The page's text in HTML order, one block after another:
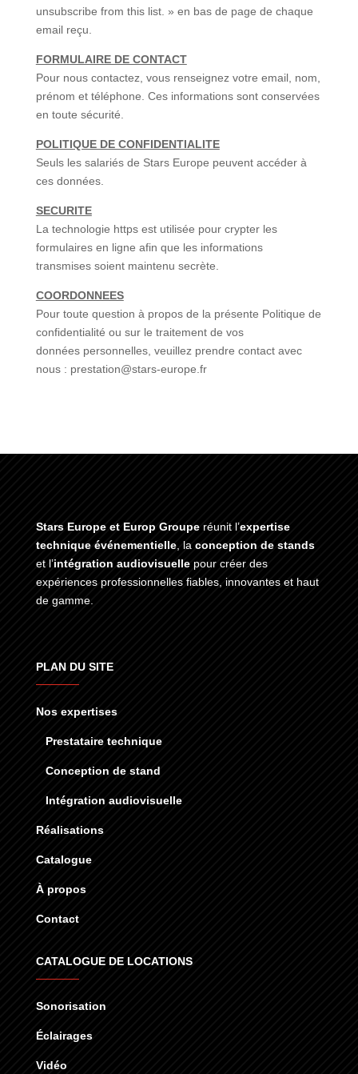
unsubscribe from this list. » en bas de page de chaque
email reçu.
FORMULAIRE DE CONTACT
Pour nous contactez, vous renseignez votre email, nom,
prénom et téléphone. Ces informations sont conservées
en toute sécurité.
POLITIQUE DE CONFIDENTIALITE
Seuls les salariés de Stars Europe peuvent accéder à
ces données.
SECURITE
La technologie https est utilisée pour crypter les
formulaires en ligne afin que les informations
transmises soient maintenu secrète.
COORDONNEES
Pour toute question à propos de la présente Politique de
confidentialité ou sur le traitement de vos
données personnelles, veuillez prendre contact avec
nous : prestation@stars-europe.fr
Stars Europe et Europ Groupe réunit l’expertise
technique événementielle, la conception de stands
et l’intégration audiovisuellepour créer des
expériences professionnelles fiables, innovantes et haut
de gamme.
PLAN DU SITE
Nos expertises
Prestataire technique
Conception de stand
Intégration audiovisuelle
Réalisations
Catalogue
À propos
Contact
CATALOGUE DE LOCATIONS
Sonorisation
Éclairages
Vidéo